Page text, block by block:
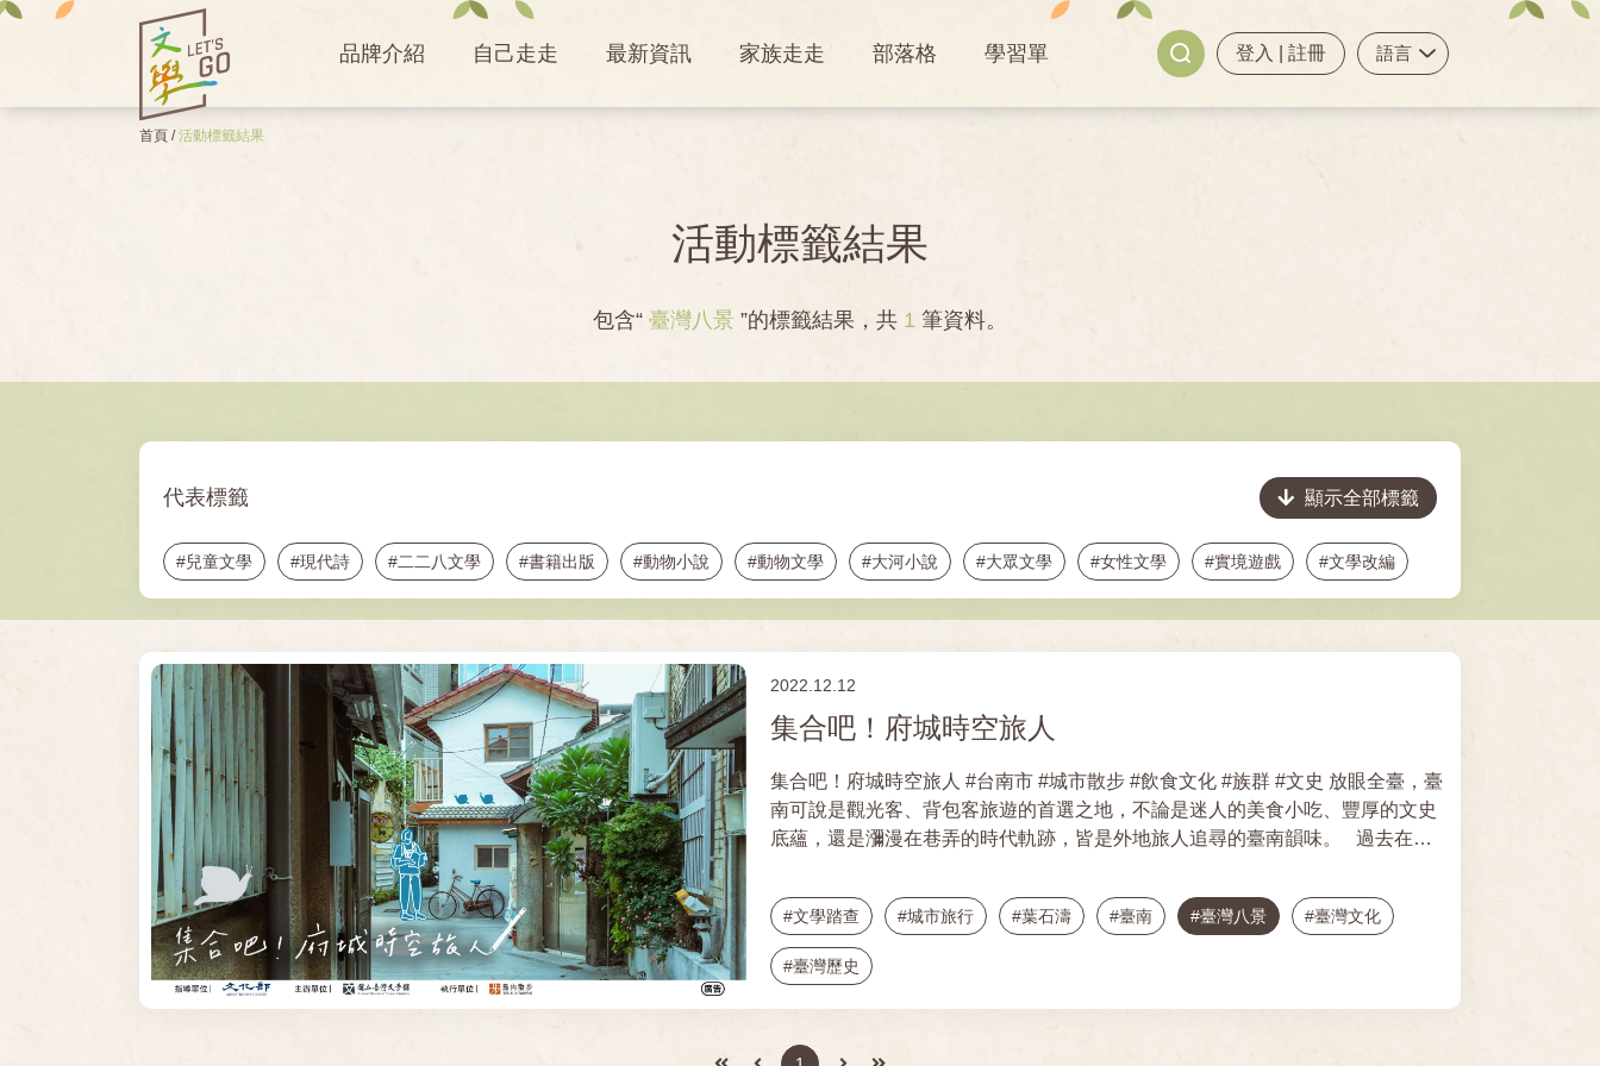
品牌介紹 自己走走 最新資訊 家族走走 部落格 學習單 登入 註冊
首頁 /活動標籤結果
活動標籤結果
包含“ 臺灣八景 ”的標籤結果，共 1 筆資料。
代表標籤 顯示全部標籤
#兒童文學 #現代詩 #二二八文學 #書籍出版 #動物小說 #動物文學 #大河小說 #大眾文學 #女性文學 #實境遊戲 #文學改編
#農村日常 #鍾理和 #小說 #甘耀明 #長篇小說 #海洋文學
#龍瑛宗 #文學踏查 #城市旅行 #臺南 #臺灣八景 #臺灣歷史
2022.12.12
集合吧！府城時空旅人
集合吧！府城時空旅人 #台南市 #城市散步 #飲食文化 #族群 #文史 放眼全臺，臺
南可說是觀光客、背包客旅遊的首選之地，不論是迷人的美食小吃、豐厚的文史
底蘊，還是瀰漫在巷弄的時代軌跡，皆是外地旅人追尋的臺南韻味。 過去在數
家族、明清來臺當官的「宦遊文人」、寧靖王朱術桂、到資深臺南居民葉石濤，
都透過文字、詩詞，書寫下那個時刻的風景、美食與心境。 這一回，你又是為
何而來府城呢？ 讓我們帶領你走訪百代旅人文學筆中的文學風景，看見屬於府城
這塊土地的文學故事，感受最道地的臺南滋味！ 將透過臺灣文學，帶領你一路
探訪 ： 👑 各代政權爭相盤據的府城寶地 🥢 解密臺灣第一條夜市的所在位置
#文學踏查 #城市旅行 #葉石濤 #臺南 #臺灣八景 #臺灣文化
#臺灣歷史